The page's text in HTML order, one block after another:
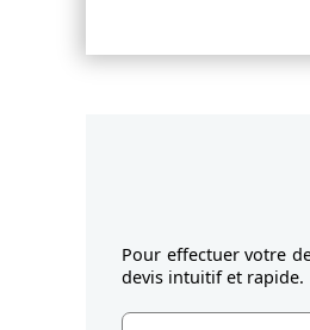
Pour effectuer votre
devis intuitif et rapide.